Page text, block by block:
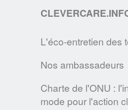
masques de protection
LE SITE
Cette nouvelle version
nouvelles rubriques pour
L'éco-entretien des
Nos ambassadeurs
Charte de l'ONU :
mode pour l'action